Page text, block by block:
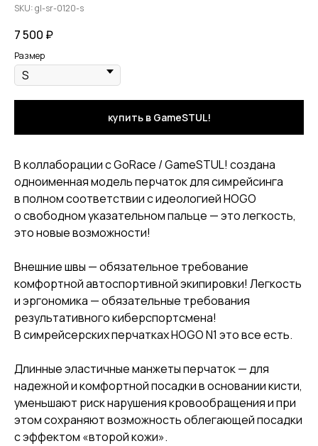
SKU:gl-sr-0120-s
7 500 ₽
Размер
купить в GameSTUL!
В коллаборации с GoRace / GameSTUL! создана
одноименная модель перчаток для симрейсинга
в полном соответствии с идеологией HOGO
о свободном указательном пальце — это легкость,
это новые возможности!
Внешние швы — обязательное требование
комфортной автоспортивной экипировки! Легкость
и эргономика — обязательные требования
результативного киберспортсмена!
В симрейсерских перчатках HOGO N1 это все есть.
Длинные эластичные манжеты перчаток — для
надежной и комфортной посадки в основании кисти,
уменьшают риск нарушения кровообращения и при
этом сохраняют возможность облегающей посадки
с эффектом «второй кожи».